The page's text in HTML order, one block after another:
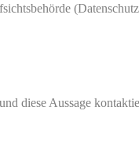
diese Aussage